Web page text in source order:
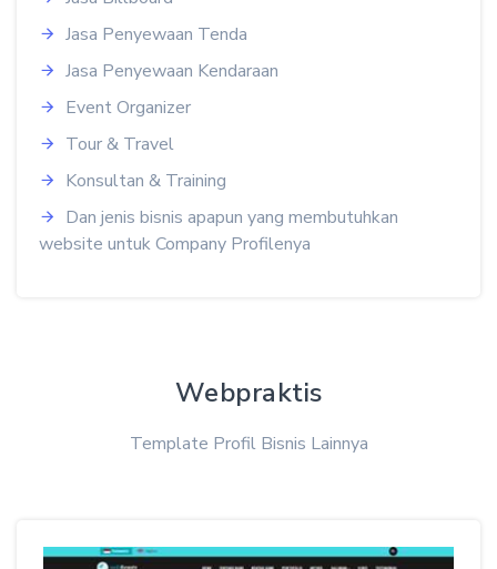
Jasa Penyewaan Tenda
Jasa Penyewaan Kendaraan
Event Organizer
Tour & Travel
Konsultan & Training
Dan jenis bisnis apapun yang membutuhkan
website untuk Company Profilenya
Webpraktis
Template Profil Bisnis Lainnya